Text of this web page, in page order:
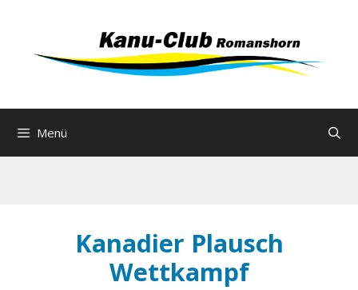
springen
Menü
Kanadier Plausch
Wettkampf